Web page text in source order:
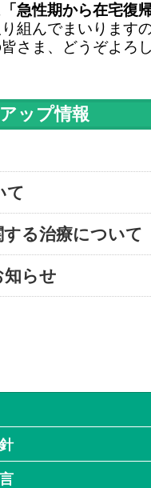
「急性期から在宅復
組んでまいります
さま、どうぞよろ
ップ情報
て
する治療について
知らせ